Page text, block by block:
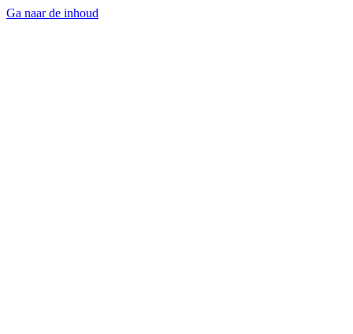
Ga naar de inhoud